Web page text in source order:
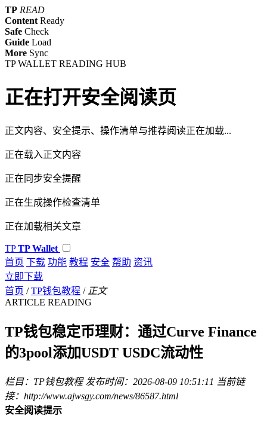
TP READ
Content Ready
Safe Check
Guide Load
More Sync
TP WALLET READING HUB
正在打开安全阅读页
正文内容、安全提示、操作清单与推荐阅读正在加载...
正在载入正文内容
正在同步安全提醒
正在生成操作检查清单
正在加载相关文章
TP TP Wallet
首页 下载 功能 教程 安全 帮助 资讯
立即下载
首页 / TP钱包教程 / 正文
ARTICLE READING
TP钱包稳定币理财：通过Curve Finance
的3pool添加USDT USDC流动性
栏目：TP钱包教程 发布时间：2026-08-09 10:51:11 当前链
接：http://www.ajwsgy.com/news/86587.html
安全阅读提示